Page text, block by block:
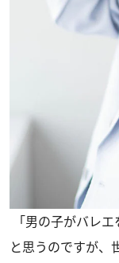
「男の子がバレ
と思うのですが、